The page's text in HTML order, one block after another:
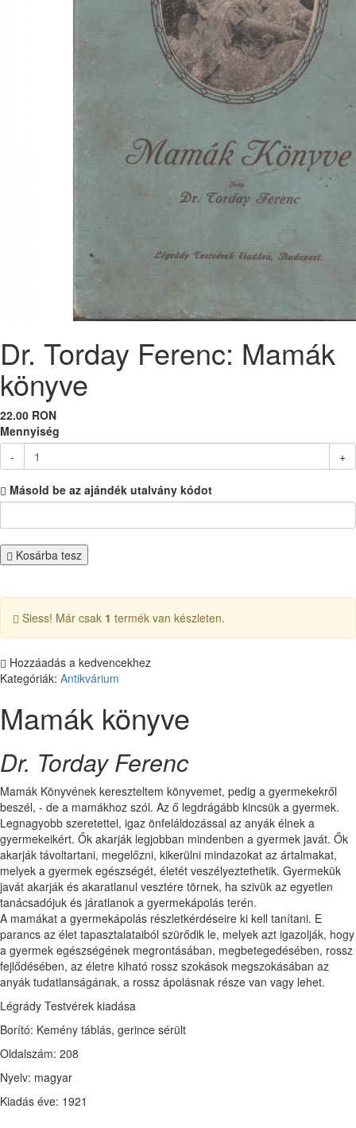
Dr. Torday Ferenc: Mamák
könyve
22.00 RON
Mennyiség
-
+
Másold be az ajándék utalvány kódot
Kosárba tesz
Siess! Már csak 1 termék van készleten.
Hozzáadás a kedvencekhez
Kategóriák: Antikvárium
Mamák könyve
Dr. Torday Ferenc
Mamák Könyvének kereszteltem könyvemet, pedig a gyermekekről
beszél, - de a mamákhoz szól. Az ő legdrágább kincsük a gyermek.
Legnagyobb szeretettel, igaz önfeláldozással az anyák élnek a
gyermekeikért. Ők akarják legjobban mindenben a gyermek javát. Ők
akarják távoltartani, megelőzni, kikerülni mindazokat az ártalmakat,
melyek a gyermek egészségét, életét veszélyeztethetik. Gyermekük
javát akarják és akaratlanul vesztére törnek, ha szivük az egyetlen
tanácsadójuk és járatlanok a gyermekápolás terén.
A mamákat a gyermekápolás részletkérdéseire ki kell tanítani. E
parancs az élet tapasztalataiból szürődik le, melyek azt igazolják, hogy
a gyermek egészségének megrontásában, megbetegedésében, rossz
fejlődésében, az életre kiható rossz szokások megszokásában az
anyák tudatlanságának, a rossz ápolásnak része van vagy lehet.
Légrády Testvérek kiadása
Borító: Kemény táblás, gerince sérült
Oldalszám: 208
Nyelv: magyar
Kiadás éve: 1921